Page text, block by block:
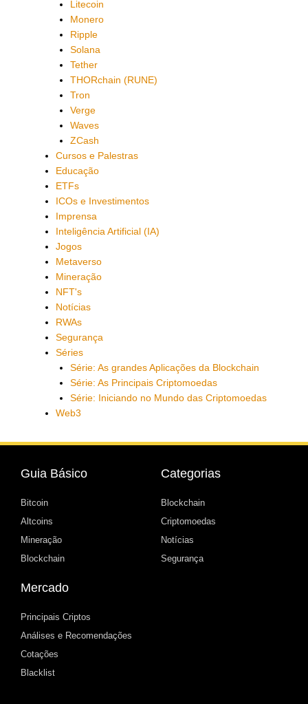
Litecoin
Monero
Ripple
Solana
Tether
THORchain (RUNE)
Tron
Verge
Waves
ZCash
Cursos e Palestras
Educação
ETFs
ICOs e Investimentos
Imprensa
Inteligência Artificial (IA)
Jogos
Metaverso
Mineração
NFT's
Notícias
RWAs
Segurança
Séries
Série: As grandes Aplicações da Blockchain
Série: As Principais Criptomoedas
Série: Iniciando no Mundo das Criptomoedas
Web3
Guia Básico
Bitcoin
Altcoins
Mineração
Blockchain
Categorias
Blockchain
Criptomoedas
Notícias
Segurança
Mercado
Principais Criptos
Análises e Recomendações
Cotações
Blacklist